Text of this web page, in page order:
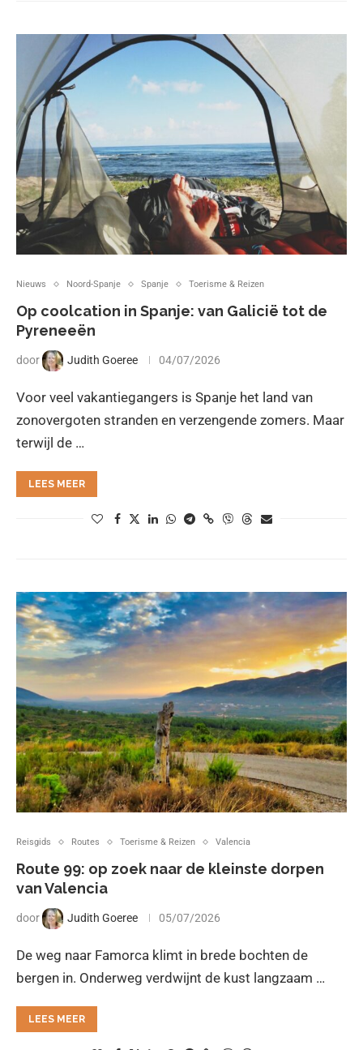
Nieuws Noord-Spanje Spanje Toerisme & Reizen
Op coolcation in Spanje: van Galicië tot de
Pyreneeën
door Judith Goeree 04/07/2026
Voor veel vakantiegangers is Spanje het land van
zonovergoten stranden en verzengende zomers. Maar
terwijl de …
LEES MEER
Reisgids Routes Toerisme & Reizen Valencia
Route 99: op zoek naar de kleinste dorpen
van Valencia
door Judith Goeree 05/07/2026
De weg naar Famorca klimt in brede bochten de
bergen in. Onderweg verdwijnt de kust langzaam …
LEES MEER